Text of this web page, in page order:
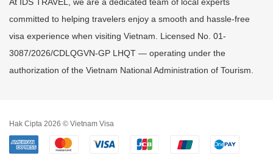
committed to helping travelers enjoy a smooth and hassle-free
visa experience when visiting Vietnam. Licensed No. 01-
3087/2026/CDLQGVN-GP LHQT — operating under the
authorization of the Vietnam National Administration of Tourism.
Hak Cipta 2026 © Vietnam Visa